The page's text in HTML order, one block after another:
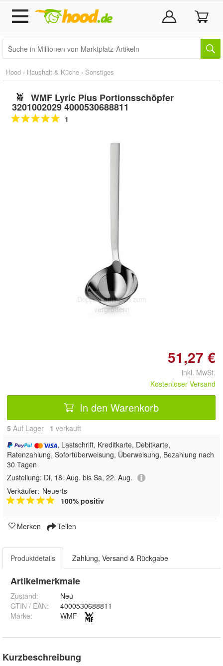
Hood › Haushalt & Küche › Sonstiges
WMF Lyric Plus Portionsschöpfer
3201002029 4000530688811
1
Doppelt antippen zum
vergrößern
51,27 €
inkl. MwSt.
Kostenloser Versand
In den Warenkorb
5 Auf Lager 1 verkauft
, Lastschrift, Kreditkarte, Debitkarte,
Ratenzahlung, Sofortüberweisung, Überweisung, Bezahlung nach
30 Tagen
Zustellung: Di, 18. Aug. bis Sa, 22. Aug.
Verkäufer: Neuerts
100% positiv
Merken Teilen
Produktdetails Zahlung, Versand & Rückgabe
Artikelmerkmale
Zustand:
Neu
GTIN / EAN:
4000530688811
Marke:
WMF
Kurzbeschreibung